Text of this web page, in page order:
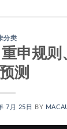
分类
申规
测
7月 25日 BY